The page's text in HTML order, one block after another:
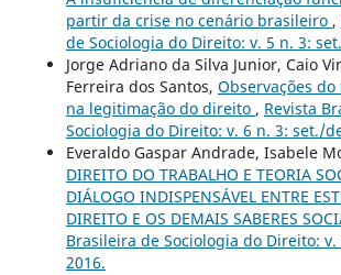
partir da crise no cenário brasileiro ,
de Sociologia do Direito: v. 5 n. 3:
Jorge Adriano da Silva Junior, Caio
Ferreira dos Santos, Observações
na legitimação do direito , Revista
Sociologia do Direito: v. 6 n. 3: set./
Everaldo Gaspar Andrade, Isabele
DIREITO DO TRABALHO E TEORIA
DIÁLOGO INDISPENSÁVEL ENTRE
DIREITO E OS DEMAIS SABERES
Brasileira de Sociologia do Direito:
2016.